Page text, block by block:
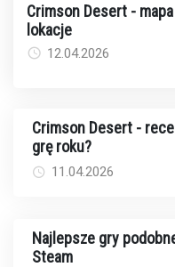
Crimson Desert -
lokacje
12.04.2026
Crimson Desert -
grę roku?
11.04.2026
Najlepsze gry
Steam